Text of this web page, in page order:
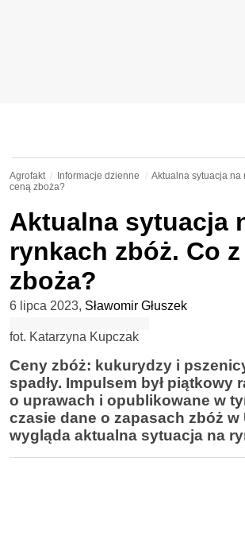
Agrofakt Informacje dzienne
Aktualna sytuacja na
ceną zboża?
Aktualna sytuacja
rynkach zbóż. Co
zboża?
6 lipca 2023, Sławomir Głuszek
fot. Katarzyna Kupczak
Ceny zbóż: kukurydzy i
spadły. Impulsem był piątkowy
o uprawach i opublikowane w
czasie dane o zapasach zbóż w
wygląda aktualna sytuacja na